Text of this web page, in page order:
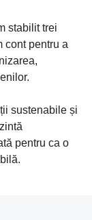
stabilit trei
cont pentru a
sustenabile și
pentru ca o